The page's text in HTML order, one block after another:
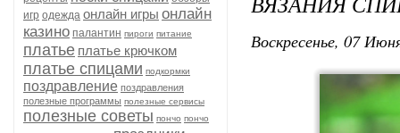
игр одежда онлайн игры онлайн
казино палантин пироги питание
платье платье крючком
платье спицами подкормки
поздравление поздравления
полезные программы полезные сервисы
полезные советы пончо пончо
Воскресенье, 07